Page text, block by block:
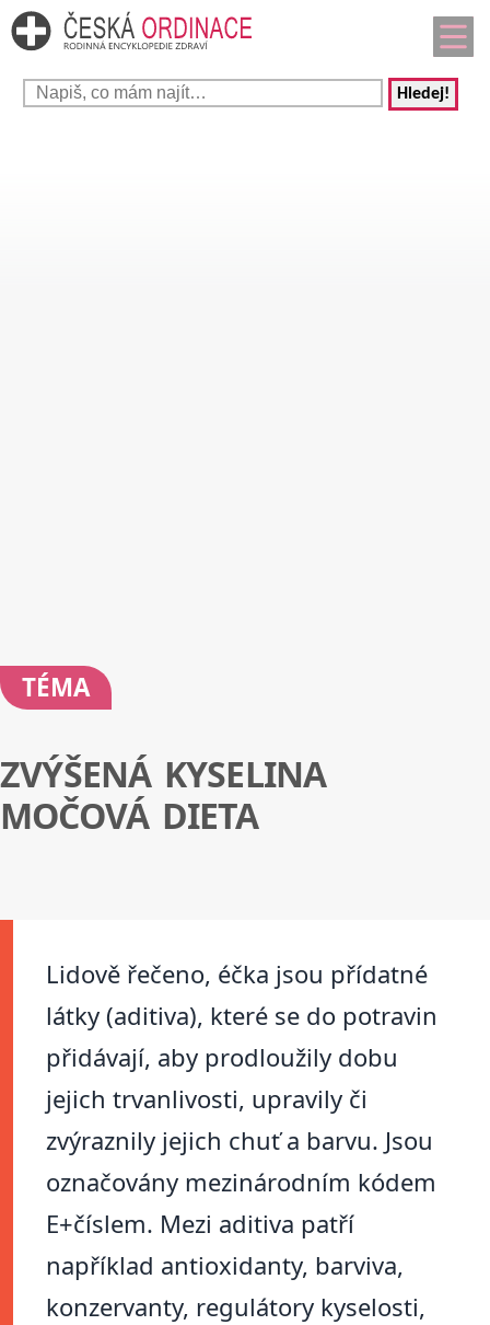
Hledej!
TÉMA
ZVÝŠENÁ KYSELINA
MOČOVÁ DIETA
Lidově řečeno, éčka jsou přídatné
látky (aditiva), které se do potravin
přidávají, aby prodloužily dobu
jejich trvanlivosti, upravily či
zvýraznily jejich chuť a barvu. Jsou
označovány mezinárodním kódem
E+číslem. Mezi aditiva patří
například antioxidanty, barviva,
konzervanty, regulátory kyselosti,